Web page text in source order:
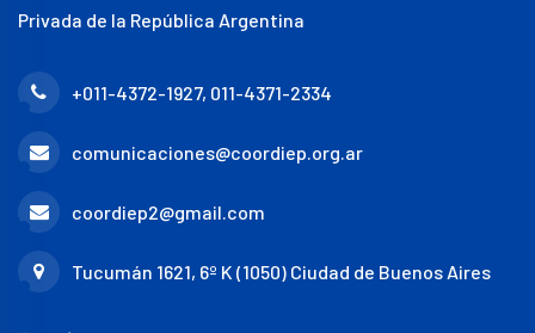
Privada de la República Argentina
+011-4372-1927, 011-4371-2334
comunicaciones@coordiep.org.ar
coordiep2@gmail.com
Tucumán 1621, 6º K (1050) Ciudad de Buenos Aires